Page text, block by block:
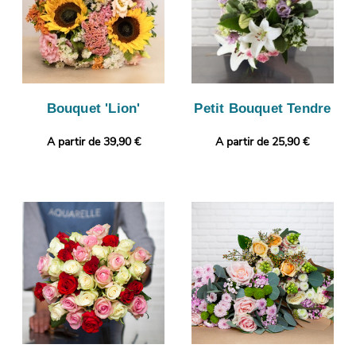
Bouquet 'Lion'
A partir de 39,90 €
Petit Bouquet Tendre
A partir de 25,90 €